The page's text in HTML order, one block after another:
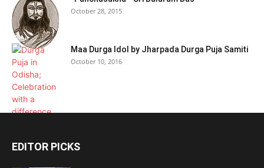
October 28, 2015
Maa Durga Idol by Jharpada Durga Puja Samiti
October 10, 2016
EDITOR PICKS